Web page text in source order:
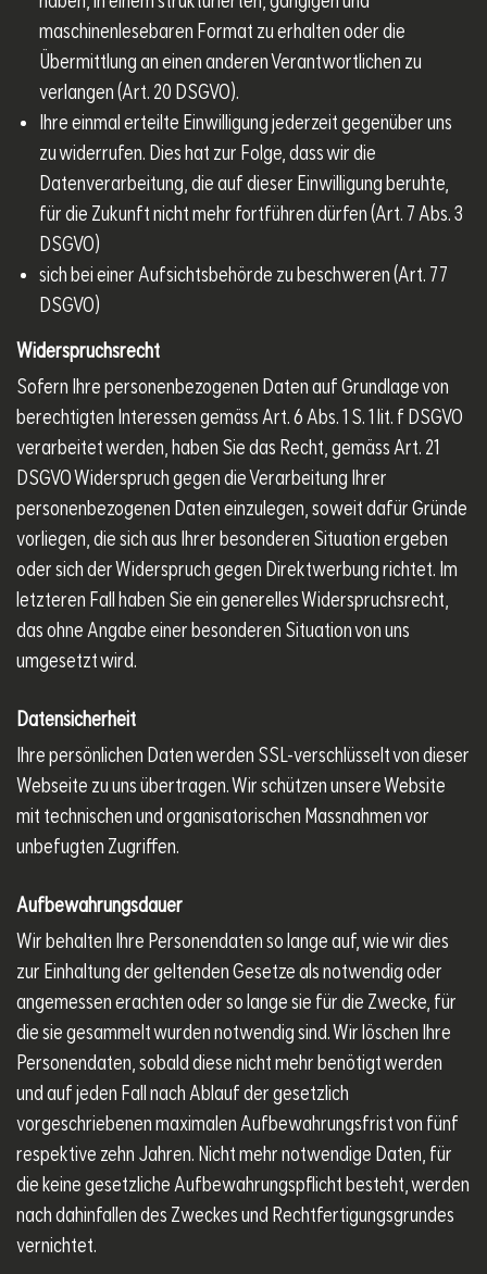
maschinenlesebaren Format zu erhalten oder die
Übermittlung an einen anderen Verantwortlichen zu
verlangen (Art. 20 DSGVO).
Ihre einmal erteilte Einwilligung jederzeit gegenüber uns
zu widerrufen. Dies hat zur Folge, dass wir die
Datenverarbeitung, die auf dieser Einwilligung beruhte,
für die Zukunft nicht mehr fortführen dürfen (Art. 7 Abs. 3
DSGVO)
sich bei einer Aufsichtsbehörde zu beschweren (Art. 77
DSGVO)
Widerspruchsrecht
Sofern Ihre personenbezogenen Daten auf Grundlage von
berechtigten Interessen gemäss Art. 6 Abs. 1 S. 1 lit. f DSGVO
verarbeitet werden, haben Sie das Recht, gemäss Art. 21
DSGVO Widerspruch gegen die Verarbeitung Ihrer
personenbezogenen Daten einzulegen, soweit dafür Gründe
vorliegen, die sich aus Ihrer besonderen Situation ergeben
oder sich der Widerspruch gegen Direktwerbung richtet. Im
letzteren Fall haben Sie ein generelles Widerspruchsrecht,
das ohne Angabe einer besonderen Situation von uns
umgesetzt wird.
Datensicherheit
Ihre persönlichen Daten werden SSL-verschlüsselt von dieser
Webseite zu uns übertragen. Wir schützen unsere Website
mit technischen und organisatorischen Massnahmen vor
unbefugten Zugriffen.
Aufbewahrungsdauer
Wir behalten Ihre Personendaten so lange auf, wie wir dies
zur Einhaltung der geltenden Gesetze als notwendig oder
angemessen erachten oder so lange sie für die Zwecke, für
die sie gesammelt wurden notwendig sind. Wir löschen Ihre
Personendaten, sobald diese nicht mehr benötigt werden
und auf jeden Fall nach Ablauf der gesetzlich
vorgeschriebenen maximalen Aufbewahrungsfrist von fünf
respektive zehn Jahren. Nicht mehr notwendige Daten, für
die keine gesetzliche Aufbewahrungspflicht besteht, werden
nach dahinfallen des Zweckes und Rechtfertigungsgrundes
vernichtet.